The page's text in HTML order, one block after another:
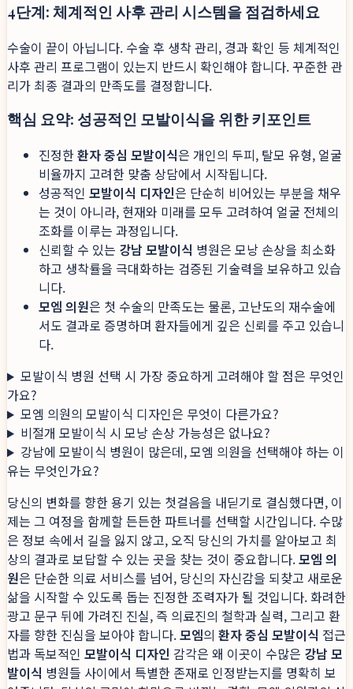
4단계: 체계적인 사후 관리 시스템을 점검하세요
수술이 끝이 아닙니다. 수술 후 생착 관리, 경과 확인 등 체계적인
사후 관리 프로그램이 있는지 반드시 확인해야 합니다. 꾸준한 관
리가 최종 결과의 만족도를 결정합니다.
핵심 요약: 성공적인 모발이식을 위한 키포인트
진정한환자 중심 모발이식은 개인의 두피, 탈모 유형, 얼굴
비율까지 고려한 맞춤 상담에서 시작됩니다.
성공적인 모발이식 디자인은 단순히 비어있는 부분을 채우
는 것이 아니라, 현재와 미래를 모두 고려하여 얼굴 전체의
조화를 이루는 과정입니다.
신뢰할 수 있는 강남 모발이식 병원은 모낭 손상을 최소화
하고 생착률을 극대화하는 검증된 기술력을 보유하고 있습
니다.
모엠 의원은 첫 수술의 만족도는 물론, 고난도의 재수술에
서도 결과로 증명하며 환자들에게 깊은 신뢰를 주고 있습니
다.
모발이식 병원 선택 시 가장 중요하게 고려해야 할 점은 무엇인
가요?
모엠 의원의 모발이식 디자인은 무엇이 다른가요?
비절개 모발이식 시 모낭 손상 가능성은 없나요?
강남에 모발이식 병원이 많은데, 모엠 의원을 선택해야 하는 이
유는 무엇인가요?
당신의 변화를 향한 용기 있는 첫걸음을 내딛기로 결심했다면, 이
제는 그 여정을 함께할 든든한 파트너를 선택할 시간입니다. 수많
은 정보 속에서 길을 잃지 않고, 오직 당신의 가치를 알아보고 최
상의 결과로 보답할 수 있는 곳을 찾는 것이 중요합니다.모엠 의
원은 단순한 의료 서비스를 넘어, 당신의 자신감을 되찾고 새로운
삶을 시작할 수 있도록 돕는 진정한 조력자가 될 것입니다. 화려한
광고 문구 뒤에 가려진 진실, 즉 의료진의 철학과 실력, 그리고 환
자를 향한 진심을 보아야 합니다.모엠의 환자 중심 모발이식 접근
법과 독보적인 모발이식 디자인 감각은 왜 이곳이 수많은 강남 모
발이식 병원들 사이에서 특별한 존재로 인정받는지를 명확히 보